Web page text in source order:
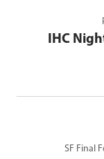
IHC
SF Final